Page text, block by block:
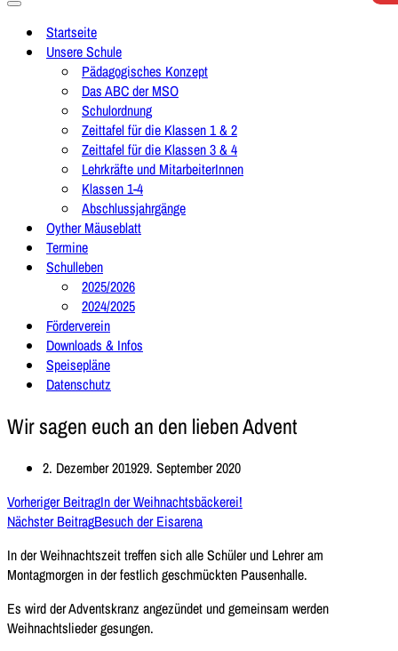
Navigationsmenü
Startseite
Unsere Schule
Pädagogisches Konzept
Das ABC der MSO
Schulordnung
Zeittafel für die Klassen 1 & 2
Zeittafel für die Klassen 3 & 4
Lehrkräfte und MitarbeiterInnen
Klassen 1-4
Abschlussjahrgänge
Oyther Mäuseblatt
Termine
Schulleben
2025/2026
2024/2025
Förderverein
Downloads & Infos
Speisepläne
Datenschutz
Wir sagen euch an den lieben Advent
2. Dezember 201929. September 2020
Vorheriger BeitragIn der Weihnachtsbäckerei!
Nächster BeitragBesuch der Eisarena
In der Weihnachtszeit treffen sich alle Schüler und Lehrer am
Montagmorgen in der festlich geschmückten Pausenhalle.
Es wird der Adventskranz angezündet und gemeinsam werden
Weihnachtslieder gesungen.